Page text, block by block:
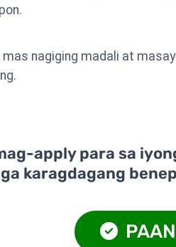
nagiging madali at
apply para sa
karagdagang